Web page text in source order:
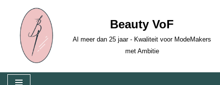
naar
inhoud
Beauty VoF
Al meer dan 25 jaar - Kwaliteit voor ModeMakers
met Ambitie